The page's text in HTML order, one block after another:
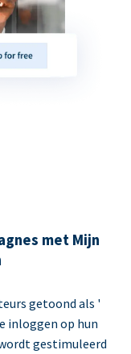
met Mijn
getoond als '
inloggen op hun
gestimuleerd